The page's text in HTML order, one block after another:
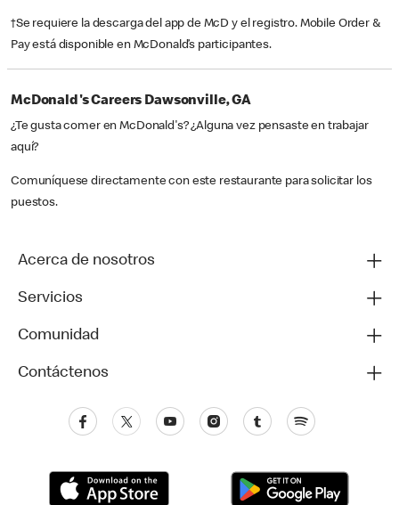
†Se requiere la descarga del app de McD y el registro. Mobile Order &
Pay está disponible en McDonald’s participantes.
McDonald's Careers Dawsonville, GA
¿Te gusta comer en McDonald's? ¿Alguna vez pensaste en trabajar
aquí?
Comuníquese directamente con este restaurante para solicitar los
puestos.
Acerca de nosotros
Servicios
Comunidad
Contáctenos